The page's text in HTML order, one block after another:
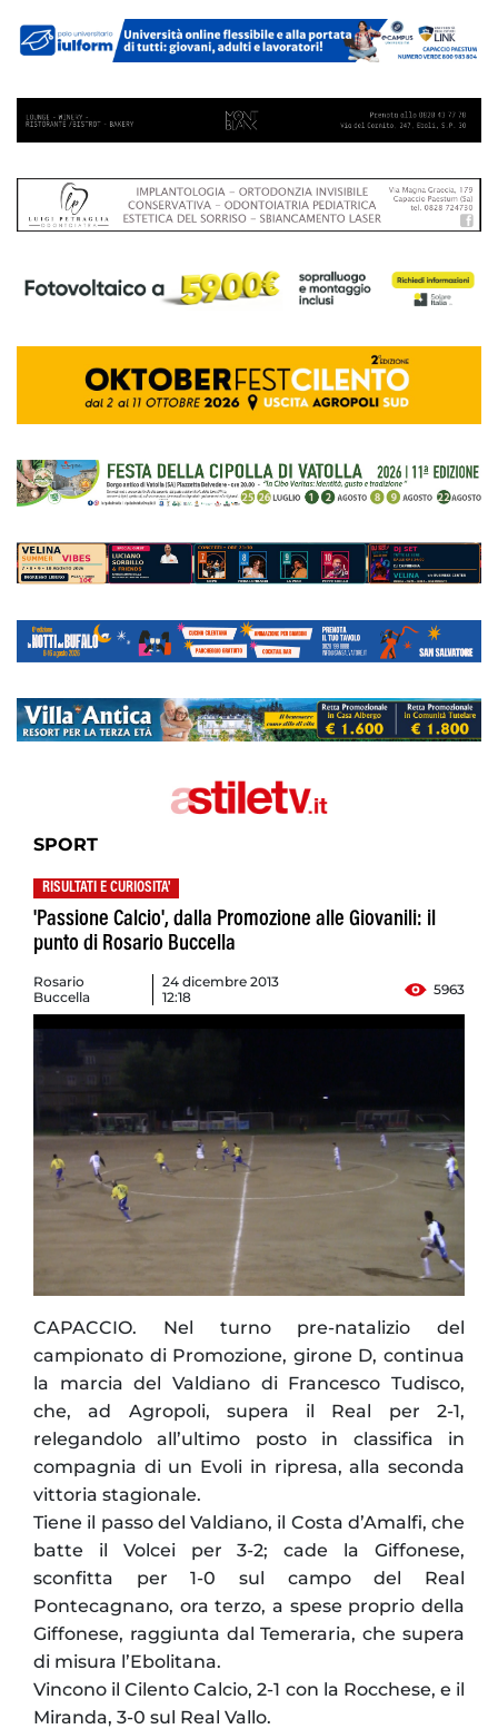
SPORT
RISULTATI E CURIOSITA'
'Passione Calcio', dalla Promozione alle Giovanili: il
punto di Rosario Buccella
Rosario
Buccella
24 dicembre 2013
12:18
5963
CAPACCIO. Nel turno pre-natalizio del
campionato di Promozione, girone D, continua
la marcia del Valdiano di Francesco Tudisco,
che, ad Agropoli, supera il Real per 2-1,
relegandolo all’ultimo posto in classifica in
compagnia di un Evoli in ripresa, alla seconda
vittoria stagionale.
Tiene il passo del Valdiano, il Costa d’Amalfi, che
batte il Volcei per 3-2; cade la Giffonese,
sconfitta per 1-0 sul campo del Real
Pontecagnano, ora terzo, a spese proprio della
Giffonese, raggiunta dal Temeraria, che supera
di misura l’Ebolitana.
Vincono il Cilento Calcio, 2-1 con la Rocchese, e il
Miranda, 3-0 sul Real Vallo.